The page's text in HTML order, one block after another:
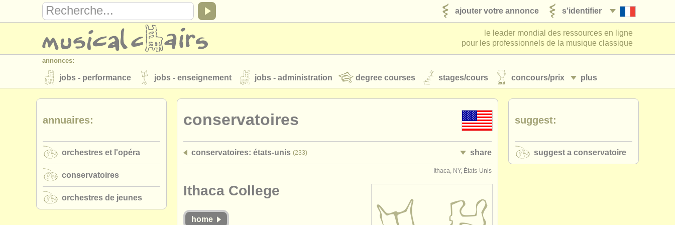
s'identifier
ajouter votre annonce
le leader mondial des ressources en ligne
pour les professionnels de la musique classique
annonces:
plus
jobs - performance jobs - enseignement jobs - administration degree courses stages/cours concours/prix
instruments à vendre instruments volés
annuaires:
musicalchairs:
éditeurs:
ajouter votre annonce
conservatoires
conservatoires: états-unis (233) share
Ithaca, NY, États-Unis
Ithaca College
home
annuaires:
orchestres et l'opéra
conservatoires
orchestres de jeunes
suggest:
suggest a conservatoire